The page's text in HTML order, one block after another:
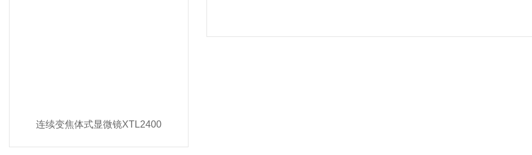
连续变焦体式显微镜XTL2400